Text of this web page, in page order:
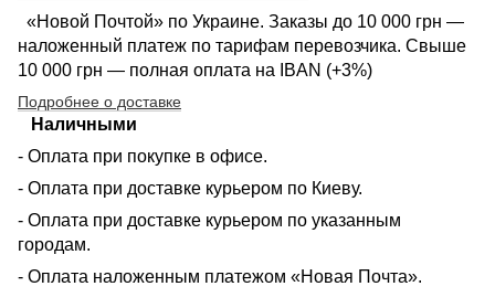
«Новой Почтой» по Украине. Заказы до 10 000 грн —
наложенный платеж по тарифам перевозчика. Свыше
10 000 грн — полная оплата на IBAN (+3%)
Подробнее о доставке
Наличными
- Оплата при покупке в офисе.
- Оплата при доставке курьером по Киеву.
- Оплата при доставке курьером по указанным
городам.
- Оплата наложенным платежом «Новая Почта».